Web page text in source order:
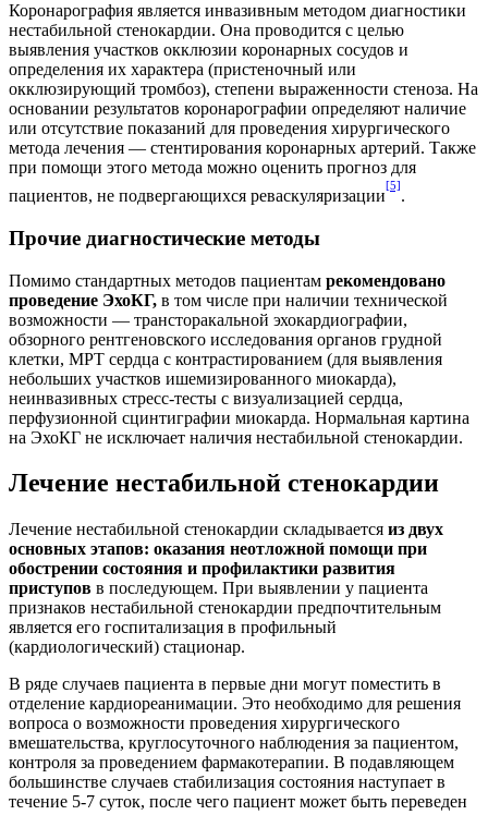
Коронарография является инвазивным методом диагностики
нестабильной стенокардии. Она проводится с целью
выявления участков окклюзии коронарных сосудов и
определения их характера (пристеночный или
окклюзирующий тромбоз), степени выраженности стеноза. На
основании результатов коронарографии определяют наличие
или отсутствие показаний для проведения хирургического
метода лечения — стентирования коронарных артерий. Также
при помощи этого метода можно оценить прогноз для
пациентов, не подвергающихся реваскуляризации
[5]
.
Прочие диагностические методы
Помимо стандартных методов пациентам рекомендовано
проведение ЭхоКГ, в том числе при наличии технической
возможности — трансторакальной эхокардиографии,
обзорного рентгеновского исследования органов грудной
клетки, МРТ сердца с контрастированием (для выявления
небольших участков ишемизированного миокарда),
неинвазивных стресс-тесты с визуализацией сердца,
перфузионной сцинтиграфии миокарда. Нормальная картина
на ЭхоКГ не исключает наличия нестабильной стенокардии.
Лечение нестабильной стенокардии
Лечение нестабильной стенокардии складывается из двух
основных этапов: оказания неотложной помощи при
обострении состояния и профилактики развития
приступов в последующем. При выявлении у пациента
признаков нестабильной стенокардии предпочтительным
является его госпитализация в профильный
(кардиологический) стационар.
В ряде случаев пациента в первые дни могут поместить в
отделение кардиореанимации. Это необходимо для решения
вопроса о возможности проведения хирургического
вмешательства, круглосуточного наблюдения за пациентом,
контроля за проведением фармакотерапии. В подавляющем
большинстве случаев стабилизация состояния наступает в
течение 5-7 суток, после чего пациент может быть переведен